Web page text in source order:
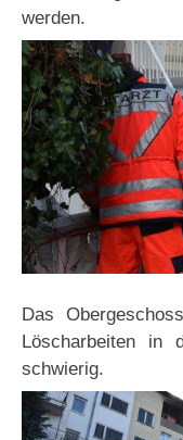
werden.
Das
Löscharbeiten in
schwierig.